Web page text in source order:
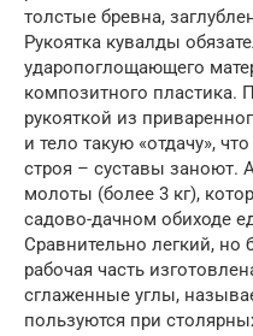
толстые бревна,
Рукоятка кувалды
ударопоглощающего
композитного
рукояткой из
и тело такую «отдачу»,
строя – суставы заноют.
молоты (более 3 кг),
садово-дачном обиходе
Сравнительно легкий, но
рабочая часть
сглаженные углы,
пользуются при